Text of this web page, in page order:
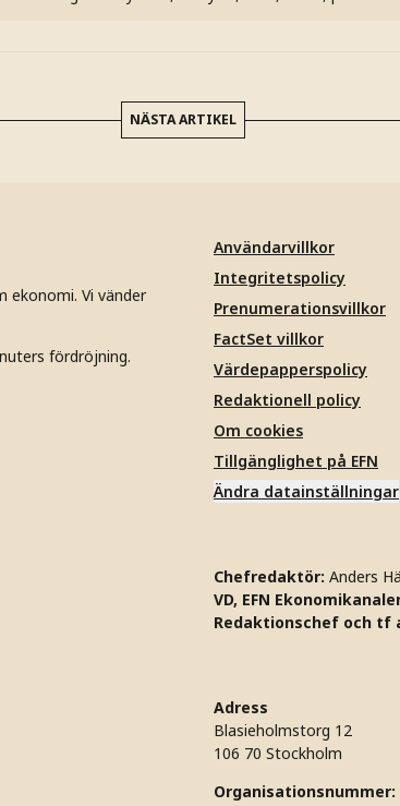
NÄSTA ARTIKEL
ekonomi. Vi vänder
fördröjning.
Användarvillkor
Integritetspolicy
Prenumerationsvillkor
FactSet villkor
Värdepapperspolicy
Redaktionell policy
Om cookies
Tillgänglighet på EFN
Ändra datainställningar
Chefredaktör: Anders
VD, EFN
Redaktionschef och tf
Adress
Blasieholmstorg 12
106 70 Stockholm
Organisationsnummer: